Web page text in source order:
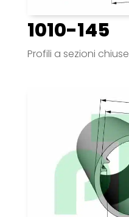
1010-145
Profili a sezioni chiuse